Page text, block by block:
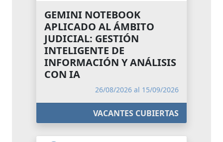
GEMINI NOTEBOOK
APLICADO AL ÁMBITO
JUDICIAL: GESTIÓN
INTELIGENTE DE
INFORMACIÓN Y ANÁLISIS
CON IA
26/08/2026 al 15/09/2026
VACANTES CUBIERTAS